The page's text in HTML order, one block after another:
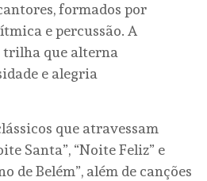
formados por
e percussão. A
trilha que alterna
e alegria
que atravessam
Santa”, “Noite Feliz” e
de Belém”, além de canções